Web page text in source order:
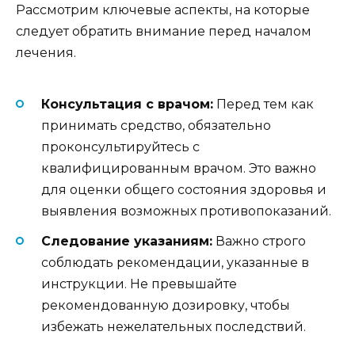
Рассмотрим ключевые аспекты, на которые
следует обратить внимание перед началом
лечения.
Консультация с врачом: Перед тем как
принимать средство, обязательно
проконсультируйтесь с
квалифицированным врачом. Это важно
для оценки общего состояния здоровья и
выявления возможных противопоказаний.
Следование указаниям: Важно строго
соблюдать рекомендации, указанные в
инструкции. Не превышайте
рекомендованную дозировку, чтобы
избежать нежелательных последствий.